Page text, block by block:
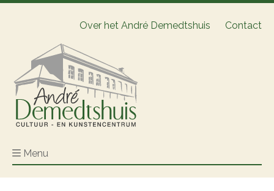
Over het André Demedtshuis Contact
Menu